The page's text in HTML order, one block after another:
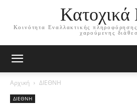
Κατοχικά
Κοινότητα Εναλλακτικής
χαρούμενης
Αρχική ΔΙΕΘΝΗ
ΔΙΕΘΝΗ